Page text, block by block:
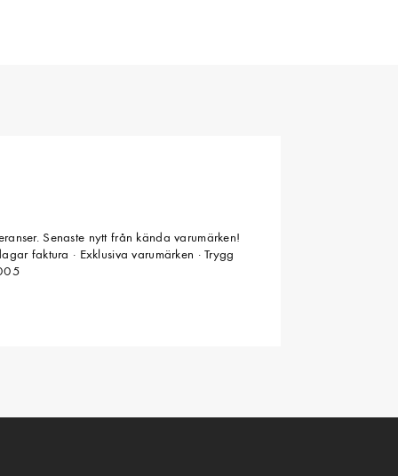
Senaste nytt från kända varumärken!
faktura · Exklusiva varumärken · Trygg